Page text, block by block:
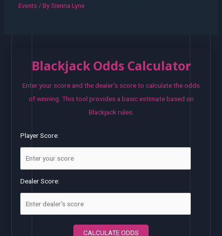
Events / By Sienna Lyne
Blackjack Odds Calculator
Enter your score and the dealer's score to calculate the odds
of winning. This tool provides a basic estimate based on
Blackjack rules.
Player Score:
Dealer Score:
CALCULATE ODDS